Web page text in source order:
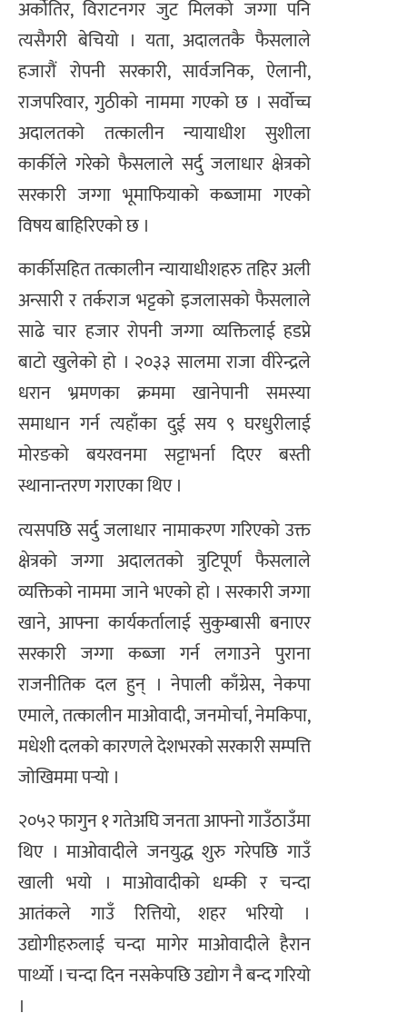
अर्कोतिर, विराटनगर जुट मिलको जग्गा पनि
त्यसैगरी बेचियो । यता, अदालतकै फैसलाले
हजारौं रोपनी सरकारी, सार्वजनिक, ऐलानी,
राजपरिवार, गुठीको नाममा गएको छ । सर्वोच्च
अदालतको तत्कालीन न्यायाधीश सुशीला
कार्कीले गरेको फैसलाले सर्दु जलाधार क्षेत्रको
सरकारी जग्गा भूमाफियाको कब्जामा गएको
विषय बाहिरिएको छ ।
कार्कीसहित तत्कालीन न्यायाधीशहरु तहिर अली
अन्सारी र तर्कराज भट्टको इजलासको फैसलाले
साढे चार हजार रोपनी जग्गा व्यक्तिलाई हडप्ने
बाटो खुलेको हो । २०३३ सालमा राजा वीरेन्द्रले
धरान भ्रमणका क्रममा खानेपानी समस्या
समाधान गर्न त्यहाँका दुई सय ९ घरधुरीलाई
मोरङको बयरवनमा सट्टाभर्ना दिएर बस्ती
स्थानान्तरण गराएका थिए ।
त्यसपछि सर्दु जलाधार नामाकरण गरिएको उक्त
क्षेत्रको जग्गा अदालतको त्रुटिपूर्ण फैसलाले
व्यक्तिको नाममा जाने भएको हो । सरकारी जग्गा
खाने, आफ्ना कार्यकर्तालाई सुकुम्बासी बनाएर
सरकारी जग्गा कब्जा गर्न लगाउने पुराना
राजनीतिक दल हुन् । नेपाली काँग्रेस, नेकपा
एमाले, तत्कालीन माओवादी, जनमोर्चा, नेमकिपा,
मधेशी दलको कारणले देशभरको सरकारी सम्पत्ति
जोखिममा पर्‍यो ।
२०५२ फागुन १ गतेअघि जनता आफ्नो गाउँठाउँमा
थिए । माओवादीले जनयुद्ध शुरु गरेपछि गाउँ
खाली भयो । माओवादीको धम्की र चन्दा
आतंकले गाउँ रित्तियो, शहर भरियो ।
उद्योगीहरुलाई चन्दा मागेर माओवादीले हैरान
पार्थ्यो । चन्दा दिन नसकेपछि उद्योग नै बन्द गरियो
।